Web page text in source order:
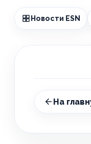
Новости ESN
На